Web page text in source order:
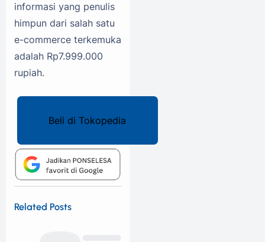
informasi yang penulis
himpun dari salah satu
e-commerce terkemuka
adalah Rp7.999.000
rupiah.
Beli di Tokopedia
Related Posts